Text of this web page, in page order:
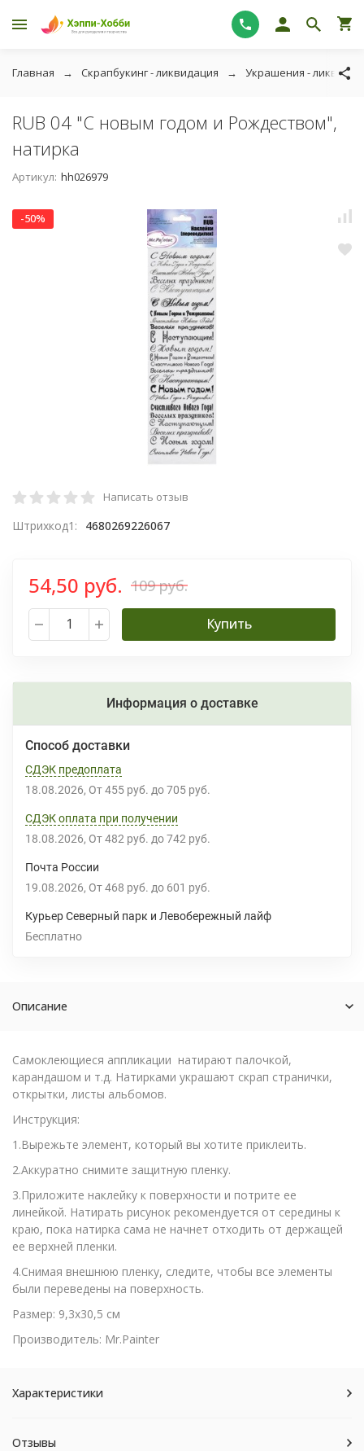
Главная Скрапбукинг - ликвидация Украшения -
RUB 04 "С новым годом и Рождеством",
натирка
Артикул: hh026979
-50%
Написать отзыв
Штрихкод1: 4680269226067
54,50 руб. 109 руб.
Купить
Информация о доставке
Способ доставки
СДЭК предоплата
18.08.2026 От 455 руб. до 705 руб.
СДЭК оплата при получении
18.08.2026 От 482 руб. до 742 руб.
Почта России
19.08.2026 От 468 руб. до 601 руб.
Курьер Северный парк и Левобережный лайф
Бесплатно
Описание
Самоклеющиеся аппликации натирают палочкой,
карандашом и т.д. Натирками украшают скрап странички,
открытки, листы альбомов.
Инструкция:
1.Вырежьте элемент, который вы хотите приклеить.
2.Аккуратно снимите защитную пленку.
3.Приложите наклейку к поверхности и потрите ее
линейкой. Натирать рисунок рекомендуется от середины к
краю, пока натирка сама не начнет отходить от держащей
ее верхней пленки.
4.Снимая внешнюю пленку, следите, чтобы все элементы
были переведены на поверхность.
Размер: 9,3х30,5 см
Производитель: Mr.Painter
Характеристики
Отзывы